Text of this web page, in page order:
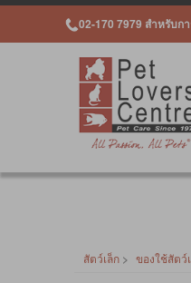
02-170 7979 สำหรับก
สัตว์เล็ก > ของใช้สัตว์